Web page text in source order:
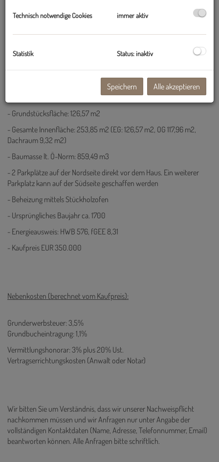
zwei voneinander getrennten Geschossen – ein tolles Objekt für
Bauträger, Sanierer oder Familien die sich ihr neues Eigenheim nach
ihren eigenen Vorstellungen gestalten möchten.
- Grundstücksfläche: 126,57 m2
- Gesamte Innenfläche: 253,85 m2 (EG: 126,57 m2, OG 117,96 m2,
Dachraum 9,32 m2)
- Baumasse lt. Ö-Norm: 859,49 m3
- 2 Parkplätze auf der Nordseite direkt vor dem Haus. Ein weiterer
Parkplatz kann auf der Südseite geschaffen werden
- Beheizung mittels Stückholzofen
- Ursprüngliches Baujahr ca. 1700
- Energieausweis: HWB 576, fGEE 8,31
- Kaufpreis EUR 350.000
Nebenkosten (berechnet vom Kaufpreis):
Grunderwerbsteuer: 3,5%
Grundbucheintragung: 1,1%
Vermittlungshonorar: 3% plus 20% Ust.
Vertragserrichtungskosten (Anwalt oder Notar)
Wir bitten Sie um Verständnis, dass wir unserer Nachweispflicht
nachkommen müssen und wir Anfragen nur unter Angabe der
vollständigen Kontaktdaten (Name, Adresse, Telefonnummer, Email)
beantworten können. Alle Anfragen bitte schriftlich.
Technisch notwendige Cookies immer aktiv
Statistik Status: inaktiv
Speichern Alle akzeptieren